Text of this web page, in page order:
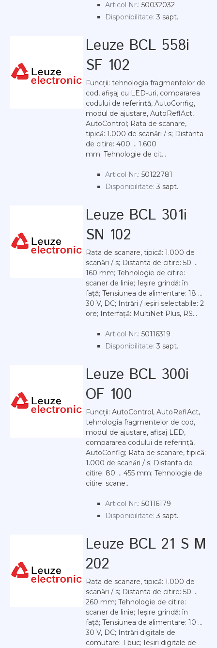
Articol Nr.: 50032032
Disponibilitate: 3 sapt.
Leuze BCL 558i
SF 102
Funcții: tehnologia fragmentelor de
cod, afișaj cu LED-uri, compararea
codului de referință, AutoConfig,
modul de ajustare, AutoReflAct,
AutoControl; Rata de scanare,
tipică: 1.000 de scanări / s; Distanta
de citire: 400 ... 1.600
mm; Tehnologie de cit...
Articol Nr.: 50122781
Disponibilitate: 3 sapt.
Leuze BCL 301i
SN 102
Rata de scanare, tipică: 1.000 de
scanări / s; Distanta de citire: 50 ...
160 mm; Tehnologie de citire:
scaner de linie; Ieșire grindă: în
față; Tensiunea de alimentare: 18 ...
30 V, DC; Intrări / ieșiri selectabile: 2
ore; Interfață: MultiNet Plus, RS...
Articol Nr.: 50116319
Disponibilitate: 3 sapt.
Leuze BCL 300i
OF 100
Funcții: AutoControl, AutoReflAct,
tehnologia fragmentelor de cod,
modul de ajustare, afișaj LED,
compararea codului de referință,
AutoConfig; Rata de scanare, tipică:
1.000 de scanări / s; Distanta de
citire: 80 ... 455 mm; Tehnologie de
citire: scane...
Articol Nr.: 50116179
Disponibilitate: 3 sapt.
Leuze BCL 21 S M
202
Rata de scanare, tipică: 1.000 de
scanări / s; Distanta de citire: 50 ...
260 mm; Tehnologie de citire:
scaner de linie; Ieșire grindă: în
față; Tensiunea de alimentare: 10 ...
30 V, DC; Intrări digitale de
comutare: 1 buc; Ieșiri digitale de